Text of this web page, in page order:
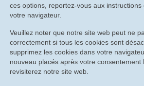
ces options, reportez-vous aux instructions
votre navigateur.
Veuillez noter que notre site web peut ne
correctement si tous les cookies sont
supprimez les cookies dans votre
nouveau placés après votre consentement
revisiterez notre site web.